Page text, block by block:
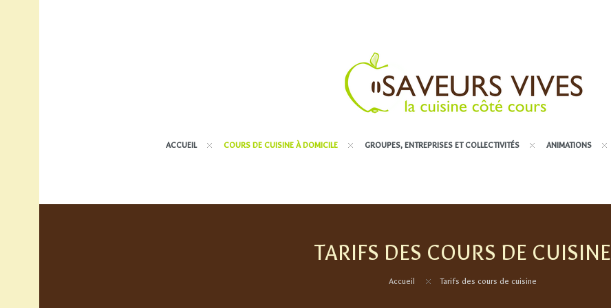
ACCUEIL COURS DE CUISINE À DOMICILE GROUPES, ENTREPRISES ET COLLECTIVITÉS ANIMATIONS
TARIFS DES COURS DE CUISINE
Accueil Tarifs des cours de cuisine